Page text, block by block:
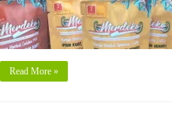
Read More »